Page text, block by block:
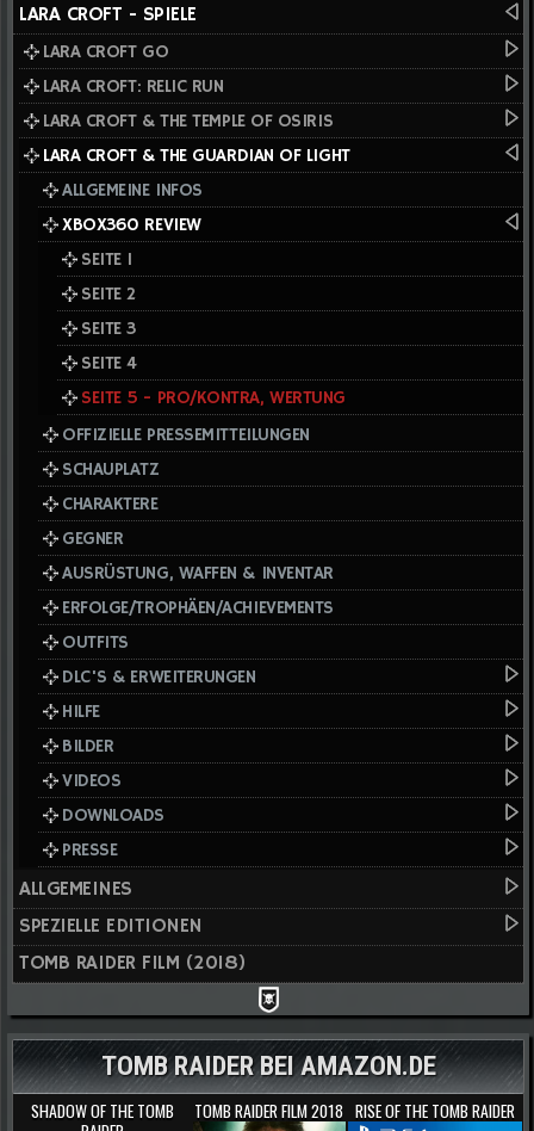
LARA CROFT - SPIELE
LARA CROFT GO
LARA CROFT: RELIC RUN
LARA CROFT & THE TEMPLE OF OSIRIS
LARA CROFT & THE GUARDIAN OF LIGHT
ALLGEMEINE INFOS
XBOX360 REVIEW
SEITE 1
SEITE 2
SEITE 3
SEITE 4
SEITE 5 - PRO/KONTRA, WERTUNG
OFFIZIELLE PRESSEMITTEILUNGEN
SCHAUPLATZ
CHARAKTERE
GEGNER
AUSRÜSTUNG, WAFFEN & INVENTAR
ERFOLGE/TROPHÄEN/ACHIEVEMENTS
OUTFITS
DLC'S & ERWEITERUNGEN
HILFE
BILDER
VIDEOS
DOWNLOADS
PRESSE
ALLGEMEINES
SPEZIELLE EDITIONEN
TOMB RAIDER FILM (2018)
TOMB RAIDER BEI AMAZON.DE
SHADOW OF THE TOMB
TOMB RAIDER FILM 2018 RISE OF THE TOMB RAIDER